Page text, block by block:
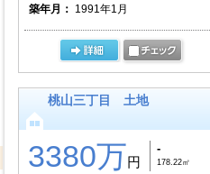
築年月： 1991年1月
桃山三丁目 土地
3380万円
-
178.22㎡